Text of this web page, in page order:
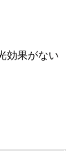
効果がない